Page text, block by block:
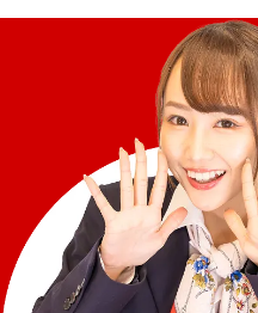
Omega Constellation
Referensi Harga Buyback
Rp 44.813.360
Tanggal Pembelian: